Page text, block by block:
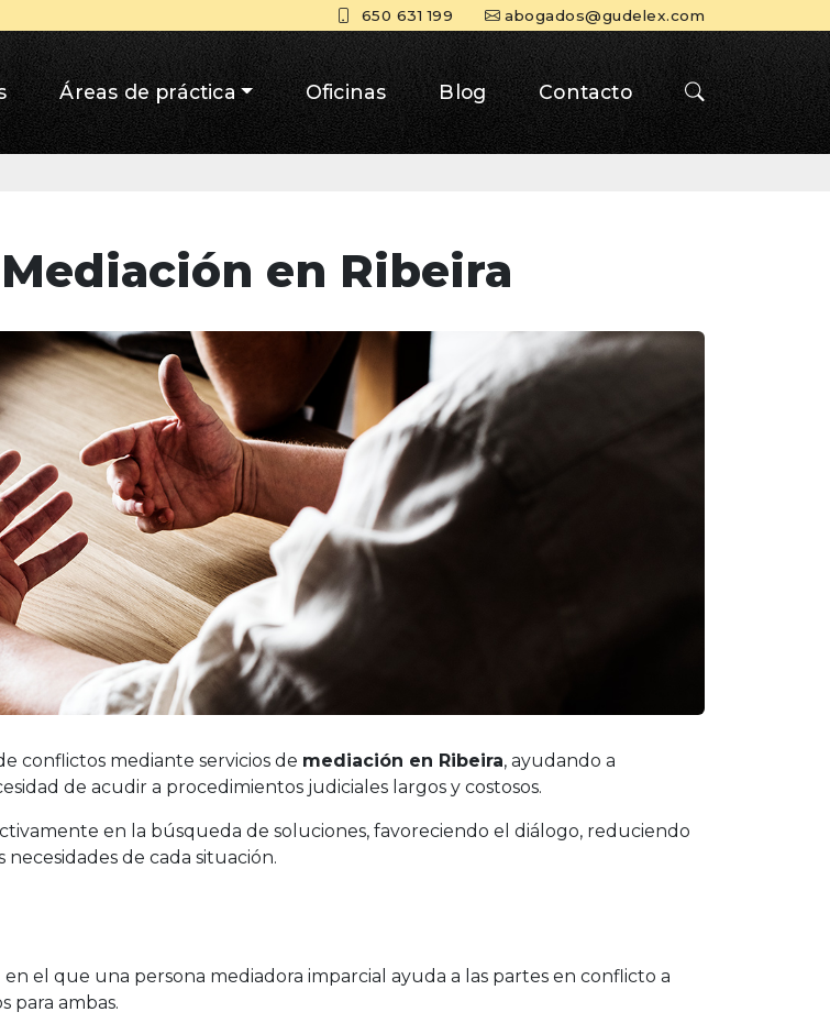
650 631 199 abogados@gudelex.com
Áreas de práctica Oficinas Blog Contacto
en Ribeira
conflictos mediante servicios de mediación en Ribeira, ayudando a
de acudir a procedimientos judiciales largos y costosos.
en la búsqueda de soluciones, favoreciendo el diálogo, reduciendo
de cada situación.
el que una persona mediadora imparcial ayuda a las partes en conflicto a
para ambas.